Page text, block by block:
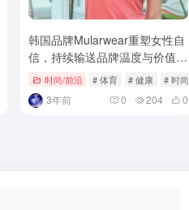
韩国品牌Mularwear重塑女性自
信，持续输送品牌温度与价值理
念 时尚/前沿 # 体育 # 健康 # 时尚
3年前 0 204 0